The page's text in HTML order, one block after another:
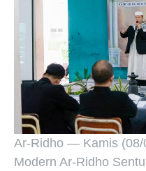
Ar-Ridho — Kamis (08/
Modern Ar-Ridho